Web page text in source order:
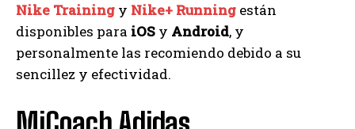
Nike Training y Nike+ Running están
disponibles para iOS y Android, y
personalmente las recomiendo debido a su
sencillez y efectividad.